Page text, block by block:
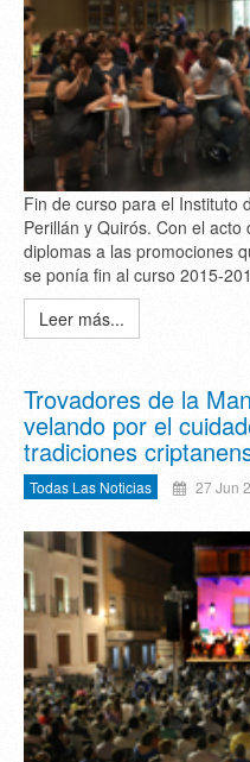
Fin de curso para el Instituto
Perillán y Quirós. Con el
diplomas a las promociones
se ponía fin al curso 2015-
Leer más...
Trovadores de la
velando por el
tradiciones
Todas Las Noticias 27 Jun